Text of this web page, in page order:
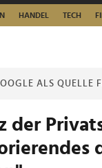
HANDEL TECH
ALS QUELLE
der